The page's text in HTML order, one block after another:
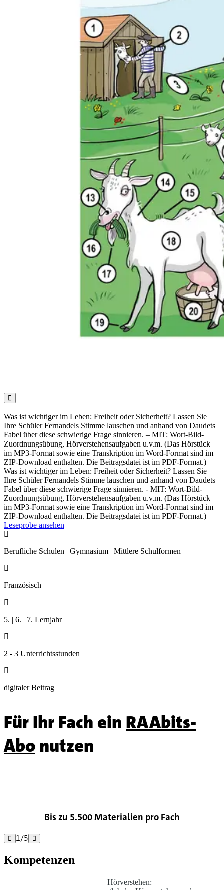

Was ist wichtiger im Leben: Freiheit oder Sicherheit? Lassen Sie
Ihre Schüler Fernandels Stimme lauschen und anhand von Daudets
Fabel über diese schwierige Frage sinnieren. – MIT: Wort-Bild-
Zuordnungsübung, Hörverstehensaufgaben u.v.m. (Das Hörstück
im MP3-Format sowie eine Transkription im Word-Format sind im
ZIP-Download enthalten. Die Beitragsdatei ist im PDF-Format.)
Was ist wichtiger im Leben: Freiheit oder Sicherheit? Lassen Sie
Ihre Schüler Fernandels Stimme lauschen und anhand von Daudets
Fabel über diese schwierige Frage sinnieren. - MIT: Wort-Bild-
Zuordnungsübung, Hörverstehensaufgaben u.v.m. (Das Hörstück
im MP3-Format sowie eine Transkription im Word-Format sind im
ZIP-Download enthalten. Die Beitragsdatei ist im PDF-Format.)
Leseprobe ansehen

Berufliche Schulen | Gymnasium | Mittlere Schulformen

Französisch

5. | 6. | 7. Lernjahr

2 - 3 Unterrichtsstunden

digitaler Beitrag
Für Ihr Fach ein RAAbits-
Abonutzen
Bis zu 5.500 Materialien pro Fach
 1/5 
Kompetenzen
Hörverstehen: